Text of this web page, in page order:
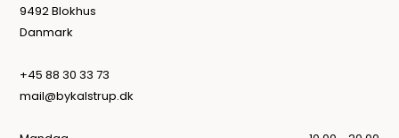
9492 Blokhus
Danmark
+45 88 30 33 73
mail@bykalstrup.dk